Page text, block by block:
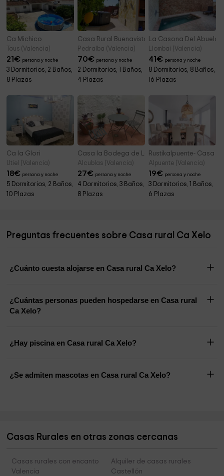
Ca Michico
Tous (Valencia)
21€ persona y noche
3 Dormitorios, 2 Baños,
8 Plazas
Casa Rural Buenavista Pedralba
Pedralba (Valencia)
70€ persona y noche
2 Dormitorios, 1 Baños,
4 Plazas
La Casona Del Abuelo
Llombai (Valencia)
41€ persona y noche
8 Dormitorios, 8 Baños,
16 Plazas
Ca la Glori
Utiel (Valencia)
18€ persona y noche
5 Dormitorios, 2 Baños,
10 Plazas
Casa la Bodega de Lola
Alcublas (Valencia)
27€ persona y noche
4 Dormitorios, 3 Baños,
8 Plazas
Rustikalpuente- Casa
Alpuente (Valencia)
19€ persona y noche
3 Dormitorios, 1 Baños,
6 Plazas
Preguntas frecuentes sobre Casa rural Ca Xelo
¿Cuánto cuesta alojarse en Casa rural Ca Xelo?
¿Cuántas personas pueden hospedarse en Casa rural
Ca Xelo?
¿Hay piscina en Casa rural Ca Xelo?
¿Se admiten mascotas en Casa rural Ca Xelo?
Casas Rurales en otras zonas cercanas
Casas rurales con encanto
Valencia
Alquiler de casas rurales
Castellón